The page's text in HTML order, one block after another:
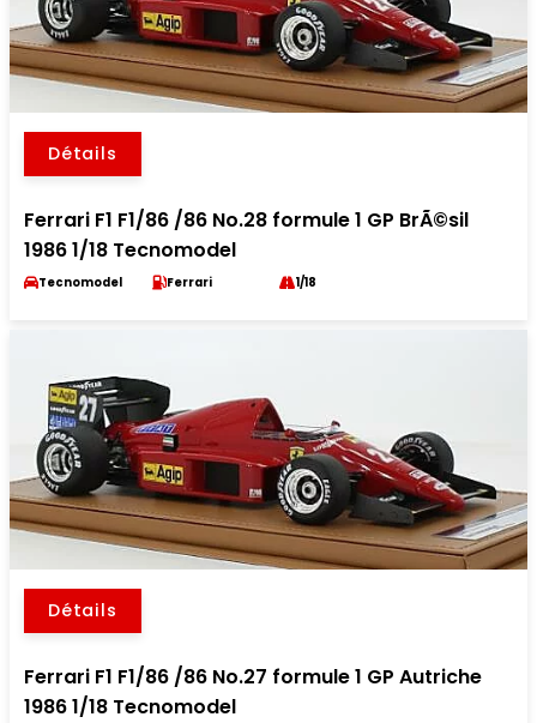
Détails
Ferrari F1 F1/86 /86 No.28 formule 1 GP BrÃ©sil
1986 1/18 Tecnomodel
Tecnomodel Ferrari 1/18
Détails
Ferrari F1 F1/86 /86 No.27 formule 1 GP Autriche
1986 1/18 Tecnomodel